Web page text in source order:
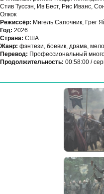
Стив Туссэн, Ив Бест, Рис Иванс,
Олкок
Режиссёр: Мигель Сапочник, Грег
Год: 2026
Страна: США
Жанр: фэнтези, боевик, драма,
Перевод: Профессиональный
Продолжительность: 00:58:00 /